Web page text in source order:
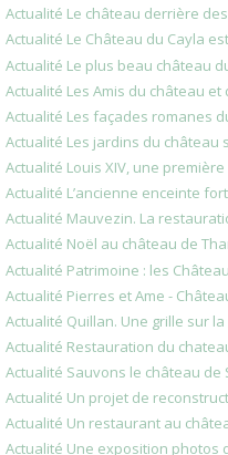
Actualité Le château derrière
Actualité Le Château du Cayla
Actualité Le plus beau château
Actualité Les Amis du château
Actualité Les façades romanes
Actualité Les jardins du château
Actualité Louis XIV, une
Actualité L’ancienne enceinte
Actualité Mauvezin. La
Actualité Noël au château de
Actualité Patrimoine : les
Actualité Pierres et Ame -
Actualité Quillan. Une grille sur
Actualité Restauration du
Actualité Sauvons le château de
Actualité Un projet de
Actualité Un restaurant au
Actualité Une exposition photos